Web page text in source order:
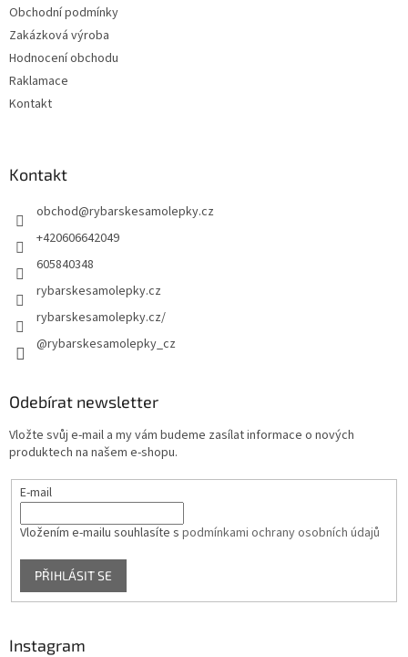
Obchodní podmínky
Zakázková výroba
Hodnocení obchodu
Raklamace
Kontakt
Kontakt
obchod@rybarskesamolepky.cz
+420606642049
605840348
rybarskesamolepky.cz
rybarskesamolepky.cz/
@rybarskesamolepky_cz
Odebírat newsletter
Vložte svůj e-mail a my vám budeme zasílat informace o nových
produktech na našem e-shopu.
E-mail
Vložením e-mailu souhlasíte s podmínkami ochrany osobních údajů
PŘIHLÁSIT SE
Instagram